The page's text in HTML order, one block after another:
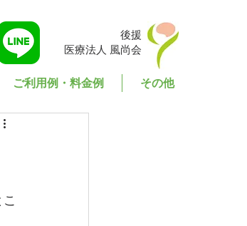
後援
医療法人 風尚会
ご利用例・料金例 その他